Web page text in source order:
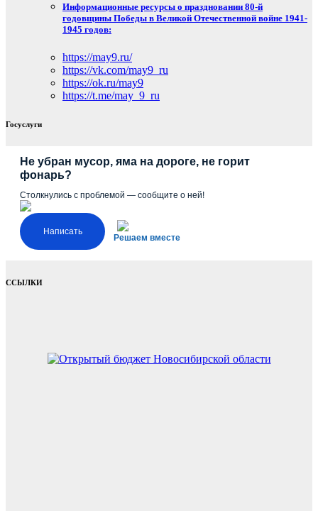
Информационные ресурсы о праздновании 80-й
годовщины Победы в Великой Отечественной войне 1941-
1945 годов:
https://may9.ru/
https://vk.com/may9_ru
https://ok.ru/may9
https://t.me/may_9_ru
Госуслуги
Не убран мусор, яма на дороге, не горит
фонарь?
Столкнулись с проблемой — сообщите о ней!
Написать
Решаем вместе
ССЫЛКИ